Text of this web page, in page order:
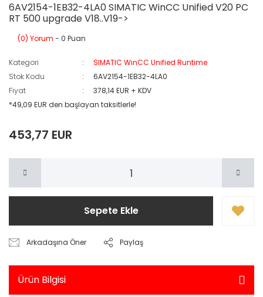
6AV2154-1EB32-4LA0 SIMATIC WinCC Unified V20 PC
RT 500 upgrade V18..V19->
(0) Yorum - 0 Puan
Kategori
SIMATIC WinCC Unified Runtime
Stok Kodu
6AV2154-1EB32-4LA0
Fiyat
378,14 EUR + KDV
*49,09 EUR den başlayan taksitlerle!
453,77 EUR
Sepete Ekle
Arkadaşına Öner Paylaş
Ürün Bilgisi